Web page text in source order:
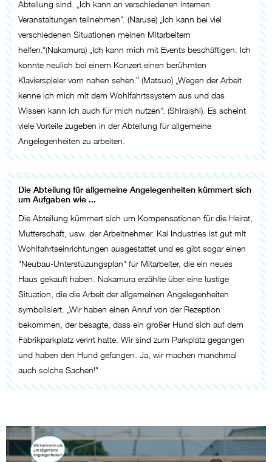
Abteilung sind. „Ich kann an verschiedenen internen
Veranstaltungen teilnehmen“. (Naruse) „Ich kann bei viel
verschiedenen Situationen meinen Mitarbeitern
helfen.“(Nakamura) „Ich kann mich mit Events beschäftigen. Ich
konnte neulich bei einem Konzert einen berühmten
Klavierspieler vom nahen sehen.“ (Matsuo) „Wegen der Arbeit
kenne ich mich mit dem Wohlfahrtssystem aus und das
Wissen kann ich auch für mich nutzen“. (Shiraishi). Es scheint
viele Vorteile zugeben in der Abteilung für allgemeine
Angelegenheiten zu arbeiten.
Die Abteilung für allgemeine Angelegenheiten kümmert sich
um Aufgaben wie ...
Die Abteilung kümmert sich um Kompensationen für die Heirat,
Mutterschaft, usw. der Arbeitnehmer. Kai Industries ist gut mit
Wohlfahrtseinrichtungen ausgestattet und es gibt sogar einen
"Neubau-Unterstüzungsplan" für Mitarbeiter, die ein neues
Haus gekauft haben. Nakamura erzählte über eine lustige
Situation, die die Arbeit der allgemeinen Angelegenheiten
symbolisiert. „Wir haben einen Anruf von der Rezeption
bekommen, der besagte, dass ein großer Hund sich auf dem
Fabrikparkplatz verirrt hatte. Wir sind zum Parkplatz gegangen
und haben den Hund gefangen. Ja, wir machen manchmal
auch solche Sachen!“